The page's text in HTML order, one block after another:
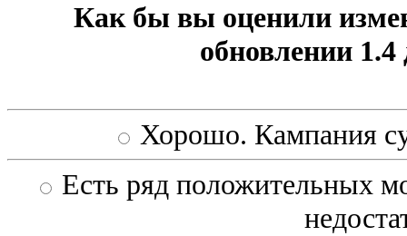
Как бы вы оценили
обновлении
Хорошо. Кампания
Есть ряд положительных